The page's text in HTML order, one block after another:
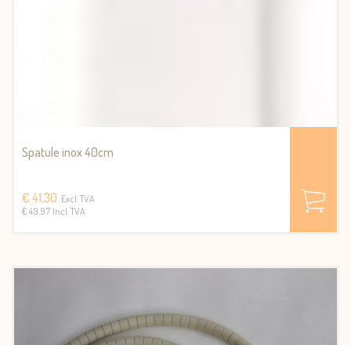
Spatule inox 40cm
€ 41,30 Excl. TVA
€ 49.97 Incl. TVA